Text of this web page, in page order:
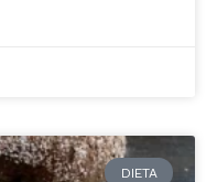
DIETA